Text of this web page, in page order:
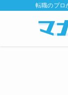
転職のプロ